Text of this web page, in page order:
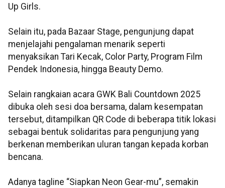
Up Girls.
Selain itu, pada Bazaar Stage, pengunjung dapat
menjelajahi pengalaman menarik seperti
menyaksikan Tari Kecak, Color Party, Program Film
Pendek Indonesia, hingga Beauty Demo.
Selain rangkaian acara GWK Bali Countdown 2025
dibuka oleh sesi doa bersama, dalam kesempatan
tersebut, ditampilkan QR Code di beberapa titik lokasi
sebagai bentuk solidaritas para pengunjung yang
berkenan memberikan uluran tangan kepada korban
bencana.
Adanya tagline “Siapkan Neon Gear-mu”, semakin